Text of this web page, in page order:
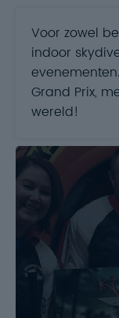
Voor zowel
indoor
Grand Prix,
wereld!